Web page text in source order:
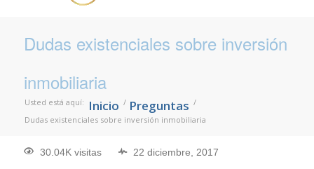
Dudas existenciales sobre inversión
inmobiliaria
Usted está aquí: Inicio / Preguntas /
Dudas existenciales sobre inversión inmobiliaria
30.04K visitas 22 diciembre, 2017